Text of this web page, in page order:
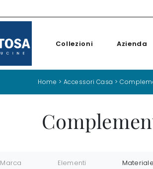
Collezioni Azienda
Home > Accessori Casa >
Marca Elementi Materiale